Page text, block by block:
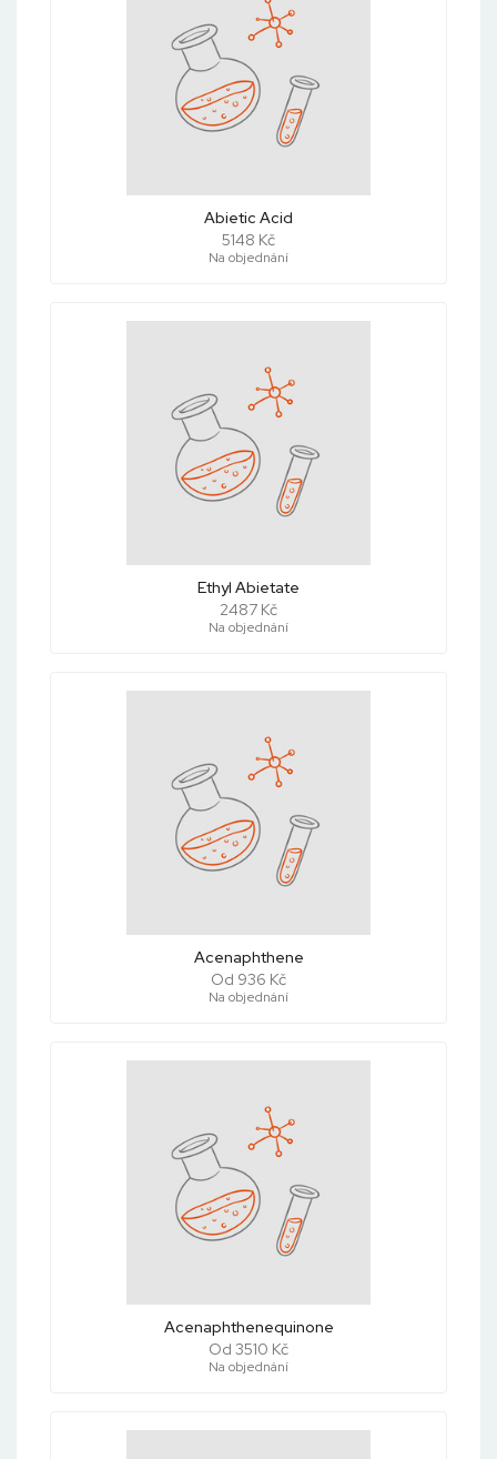
Abietic Acid
5148 Kč
Na objednání
Ethyl Abietate
2487 Kč
Na objednání
Acenaphthene
Od 936 Kč
Na objednání
Acenaphthenequinone
Od 3510 Kč
Na objednání